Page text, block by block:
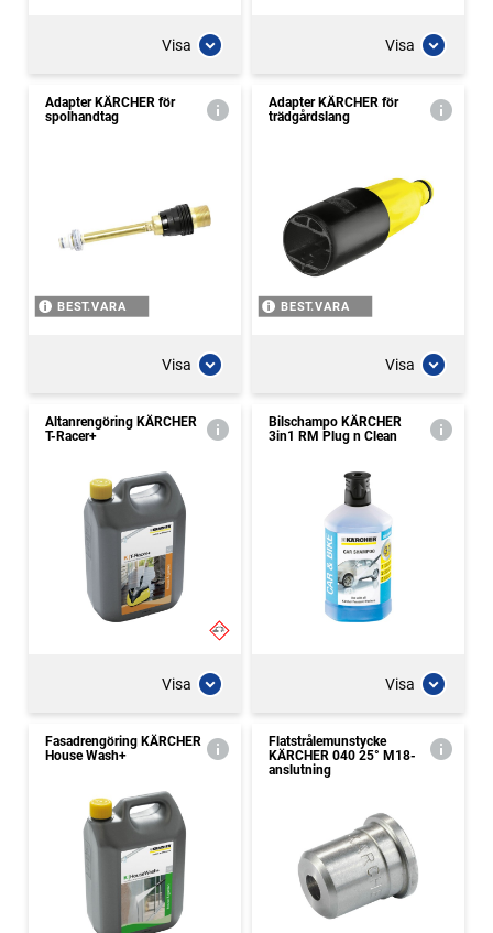
Visa Visa
Adapter KÄRCHER för
spolhandtag
BEST.VARA
Visa
Adapter KÄRCHER för
trädgårdslang
BEST.VARA
Visa
Altanrengöring KÄRCHER
T-Racer+
Visa
Bilschampo KÄRCHER
3in1 RM Plug n Clean
Visa
Fasadrengöring KÄRCHER
House Wash+
Flatstrålemunstycke
KÄRCHER 040 25° M18-
anslutning